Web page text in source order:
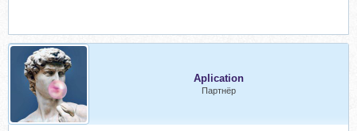
Aplication
Партнёр